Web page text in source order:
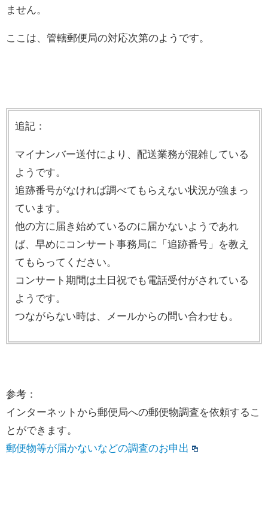
ません。
ここは、管轄郵便局の対応次第のようです。
追記：
マイナンバー送付により、配送業務が混雑している
ようです。
追跡番号がなければ調べてもらえない状況が強まっ
ています。
他の方に届き始めているのに届かないようであれ
ば、早めにコンサート事務局に「追跡番号」を教え
てもらってください。
コンサート期間は土日祝でも電話受付がされている
ようです。
つながらない時は、メールからの問い合わせも。
参考：
インターネットから郵便局への郵便物調査を依頼するこ
とができます。
郵便物等が届かないなどの調査のお申出